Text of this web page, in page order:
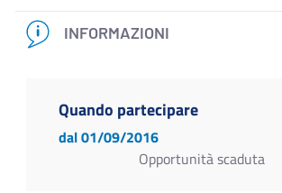
INFORMAZIONI
Quando partecipare
dal 01/09/2016
Opportunità scaduta